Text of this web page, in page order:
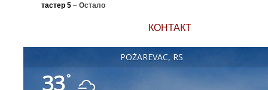
тастер 5 – Остало
КОНТАКТ
POŽAREVAC, RS
33°